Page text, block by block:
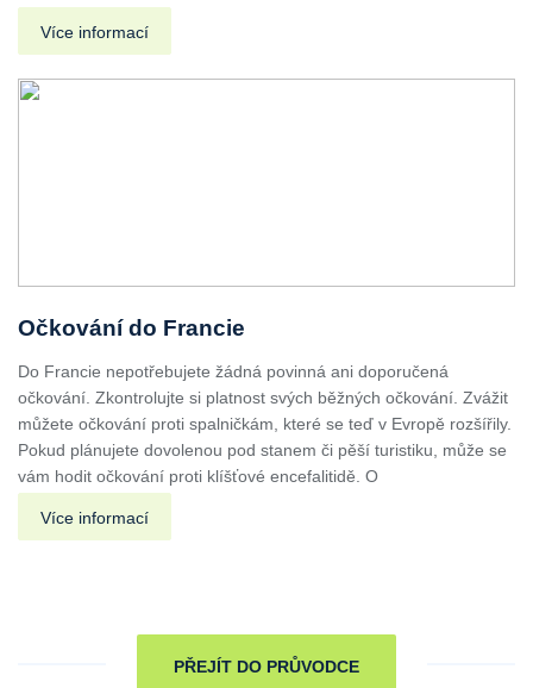
Více informací
Očkování do Francie
Do Francie nepotřebujete žádná povinná ani doporučená
očkování. Zkontrolujte si platnost svých běžných očkování. Zvážit
můžete očkování proti spalničkám, které se teď v Evropě rozšířily.
Pokud plánujete dovolenou pod stanem či pěší turistiku, může se
vám hodit očkování proti klíšťové encefalitidě. O
Více informací
PŘEJÍT DO PRŮVODCE